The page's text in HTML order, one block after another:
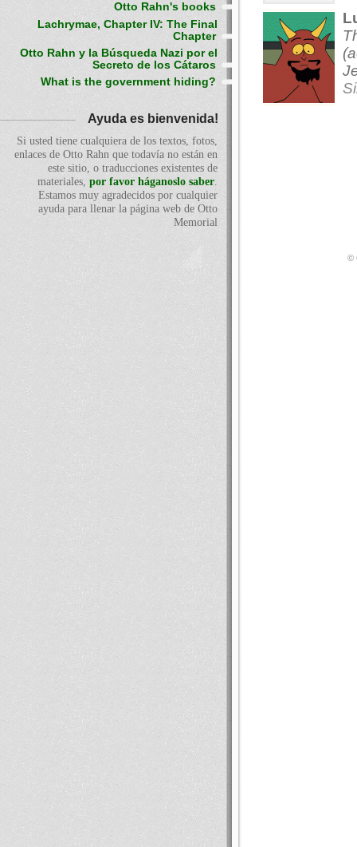
Otto Rahn's books
Lachrymae, Chapter IV: The Final
Chapter
Otto Rahn y la Búsqueda Nazi por el
Secreto de los Cátaros
What is the government hiding?
Ayuda es bienvenida!
Si usted tiene cualquiera de los textos, fotos,
enlaces de Otto Rahn que todavía no están en
este sitio, o traducciones existentes de
materiales, por favor háganoslo saber.
Estamos muy agradecidos por cualquier
ayuda para llenar la página web de Otto
Memorial
©